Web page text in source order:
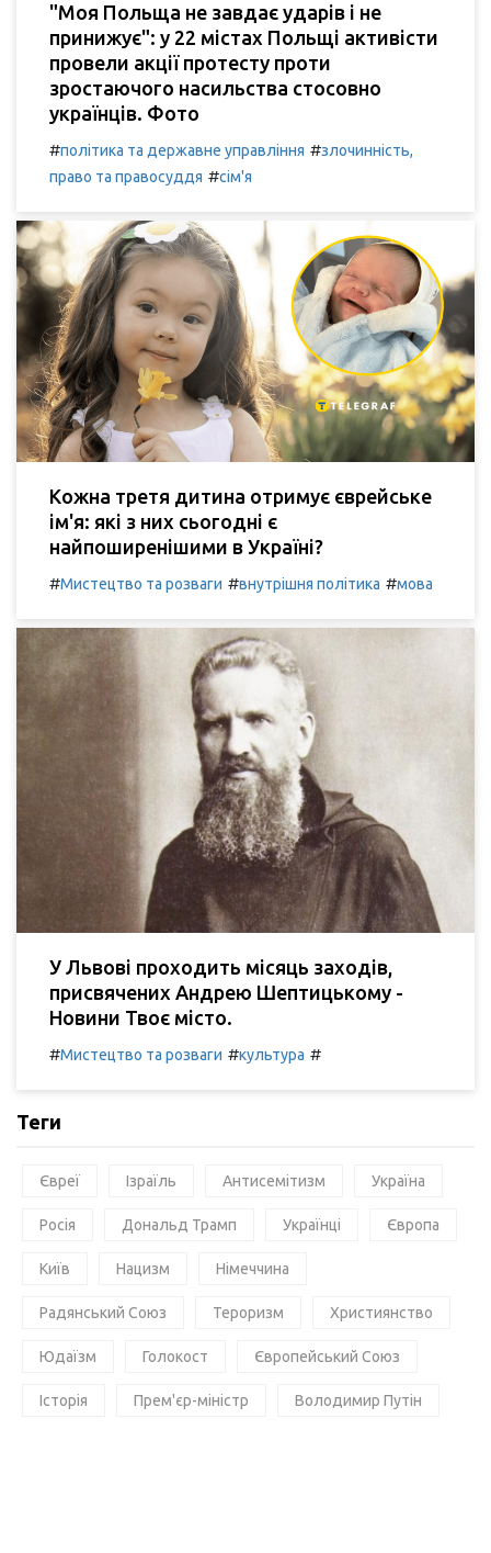
"Моя Польща не завдає ударів і не
принижує": у 22 містах Польщі активісти
провели акції протесту проти
зростаючого насильства стосовно
українців. Фото
#політика та державне управління #злочинність,
право та правосуддя #сім'я
Кожна третя дитина отримує єврейське
ім'я: які з них сьогодні є
найпоширенішими в Україні?
#Мистецтво та розваги #внутрішня політика #мова
У Львові проходить місяць заходів,
присвячених Андрею Шептицькому -
Новини Твоє місто.
#Мистецтво та розваги #культура #
Теги
Євреї Ізраїль Антисемітизм Україна
Росія Дональд Трамп Українці Європа
Київ Нацизм Німеччина
Радянський Союз Тероризм Християнство
Юдаїзм Голокост Європейський Союз
Історія Прем'єр-міністр Володимир Путін